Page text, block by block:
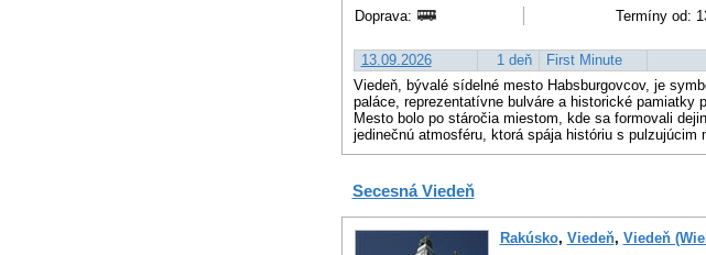
Doprava:
Termíny od:
13.09.2026 1 deň First Minute
Viedeň, bývalé sídelné mesto Habsburgovcov, je
paláce, reprezentatívne bulváre a historické pamiatky
Mesto bolo po stáročia miestom, kde sa formovali
jedinečnú atmosféru, ktorá spája históriu s pulzujúcim
Secesná Viedeň
Rakúsko, Viedeň, Viedeň